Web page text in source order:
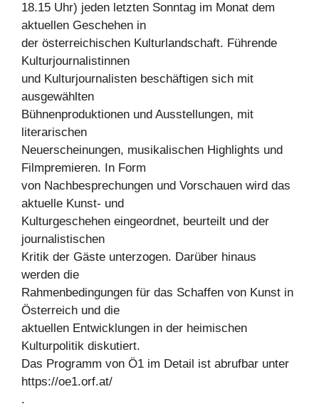
18.15 Uhr) jeden letzten Sonntag im Monat dem
aktuellen Geschehen in
der österreichischen Kulturlandschaft. Führende
Kulturjournalistinnen
und Kulturjournalisten beschäftigen sich mit
ausgewählten
Bühnenproduktionen und Ausstellungen, mit
literarischen
Neuerscheinungen, musikalischen Highlights und
Filmpremieren. In Form
von Nachbesprechungen und Vorschauen wird das
aktuelle Kunst- und
Kulturgeschehen eingeordnet, beurteilt und der
journalistischen
Kritik der Gäste unterzogen. Darüber hinaus
werden die
Rahmenbedingungen für das Schaffen von Kunst in
Österreich und die
aktuellen Entwicklungen in der heimischen
Kulturpolitik diskutiert.
Das Programm von Ö1 im Detail ist abrufbar unter
https://oe1.orf.at/
.